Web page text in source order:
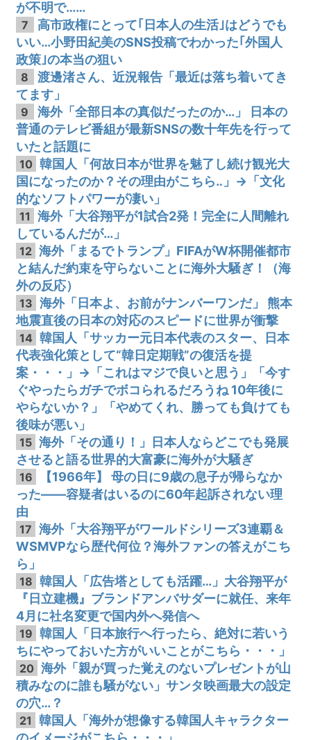
が不明で……
7
高市政権にとって｢日本人の生活｣はどうでも
いい…小野田紀美のSNS投稿でわかった｢外国人
政策｣の本当の狙い
8
渡邊渚さん、近況報告「最近は落ち着いてき
てます」
9
海外「全部日本の真似だったのか…」 日本の
普通のテレビ番組が最新SNSの数十年先を行って
いたと話題に
10 韓国人「何故日本が世界を魅了し続け観光大
国になったのか？その理由がこちら‥」→「文化
的なソフトパワーが凄い」
11
海外「大谷翔平が1試合2発！完全に人間離れ
しているんだが…」
12 海外「まるでトランプ」FIFAがW杯開催都市
と結んだ約束を守らないことに海外大騒ぎ！（海
外の反応）
13 海外「日本よ、お前がナンバーワンだ」 熊本
地震直後の日本の対応のスピードに世界が衝撃
14 韓国人「サッカー元日本代表のスター、日本
代表強化策として“韓日定期戦”の復活を提
案・・・」→「これはマジで良いと思う」「今す
ぐやったらガチでボコられるだろうね 10年後に
やらないか？」「やめてくれ、勝っても負けても
後味が悪い」
15 海外「その通り！」日本人ならどこでも発展
させると語る世界的大富豪に海外が大騒ぎ
16
【1966年】 母の日に9歳の息子が帰らなか
った——容疑者はいるのに60年起訴されない理
由
17 海外「大谷翔平がワールドシリーズ3連覇＆
WSMVPなら歴代何位？海外ファンの答えがこち
ら」
18 韓国人「広告塔としても活躍…」大谷翔平が
『日立建機』ブランドアンバサダーに就任、来年
4月に社名変更で国内外へ発信へ
19 韓国人「日本旅行へ行ったら、絶対に若いう
ちにやっておいた方がいいことがこちら・・・」
20 海外「親が買った覚えのないプレゼントが山
積みなのに誰も騒がない」サンタ映画最大の設定
の穴…？
21
韓国人「海外が想像する韓国人キャラクター